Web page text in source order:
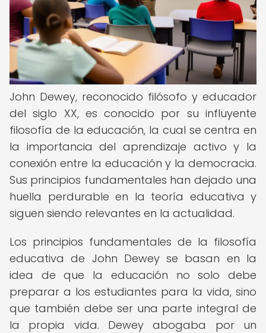
John Dewey, reconocido filósofo y educador
del siglo XX, es conocido por su influyente
filosofía de la educación, la cual se centra en
la importancia del aprendizaje activo y la
conexión entre la educación y la democracia.
Sus principios fundamentales han dejado una
huella perdurable en la teoría educativa y
siguen siendo relevantes en la actualidad.
Los principios fundamentales de la filosofía
educativa de John Dewey se basan en la
idea de que la educación no solo debe
preparar a los estudiantes para la vida, sino
que también debe ser una parte integral de
la propia vida. Dewey abogaba por un